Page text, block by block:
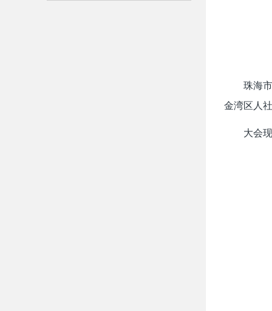
珠海
金湾区人
大会